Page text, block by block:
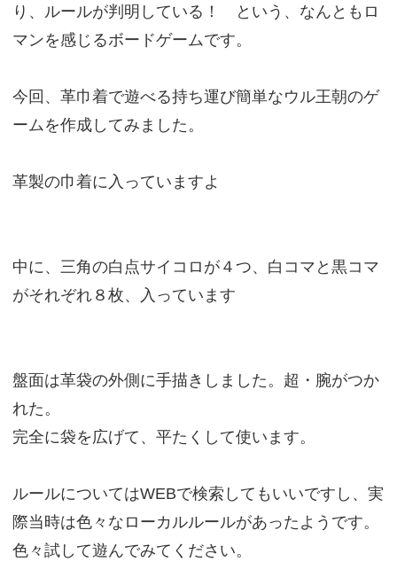
り、ルールが判明している！ という、なんともロ
マンを感じるボードゲームです。
今回、革巾着で遊べる持ち運び簡単なウル王朝のゲ
ームを作成してみました。
革製の巾着に入っていますよ
中に、三角の白点サイコロが４つ、白コマと黒コマ
がそれぞれ８枚、入っています
盤面は革袋の外側に手描きしました。超・腕がつか
れた。
完全に袋を広げて、平たくして使います。
ルールについてはWEBで検索してもいいですし、実
際当時は色々なローカルルールがあったようです。
色々試して遊んでみてください。